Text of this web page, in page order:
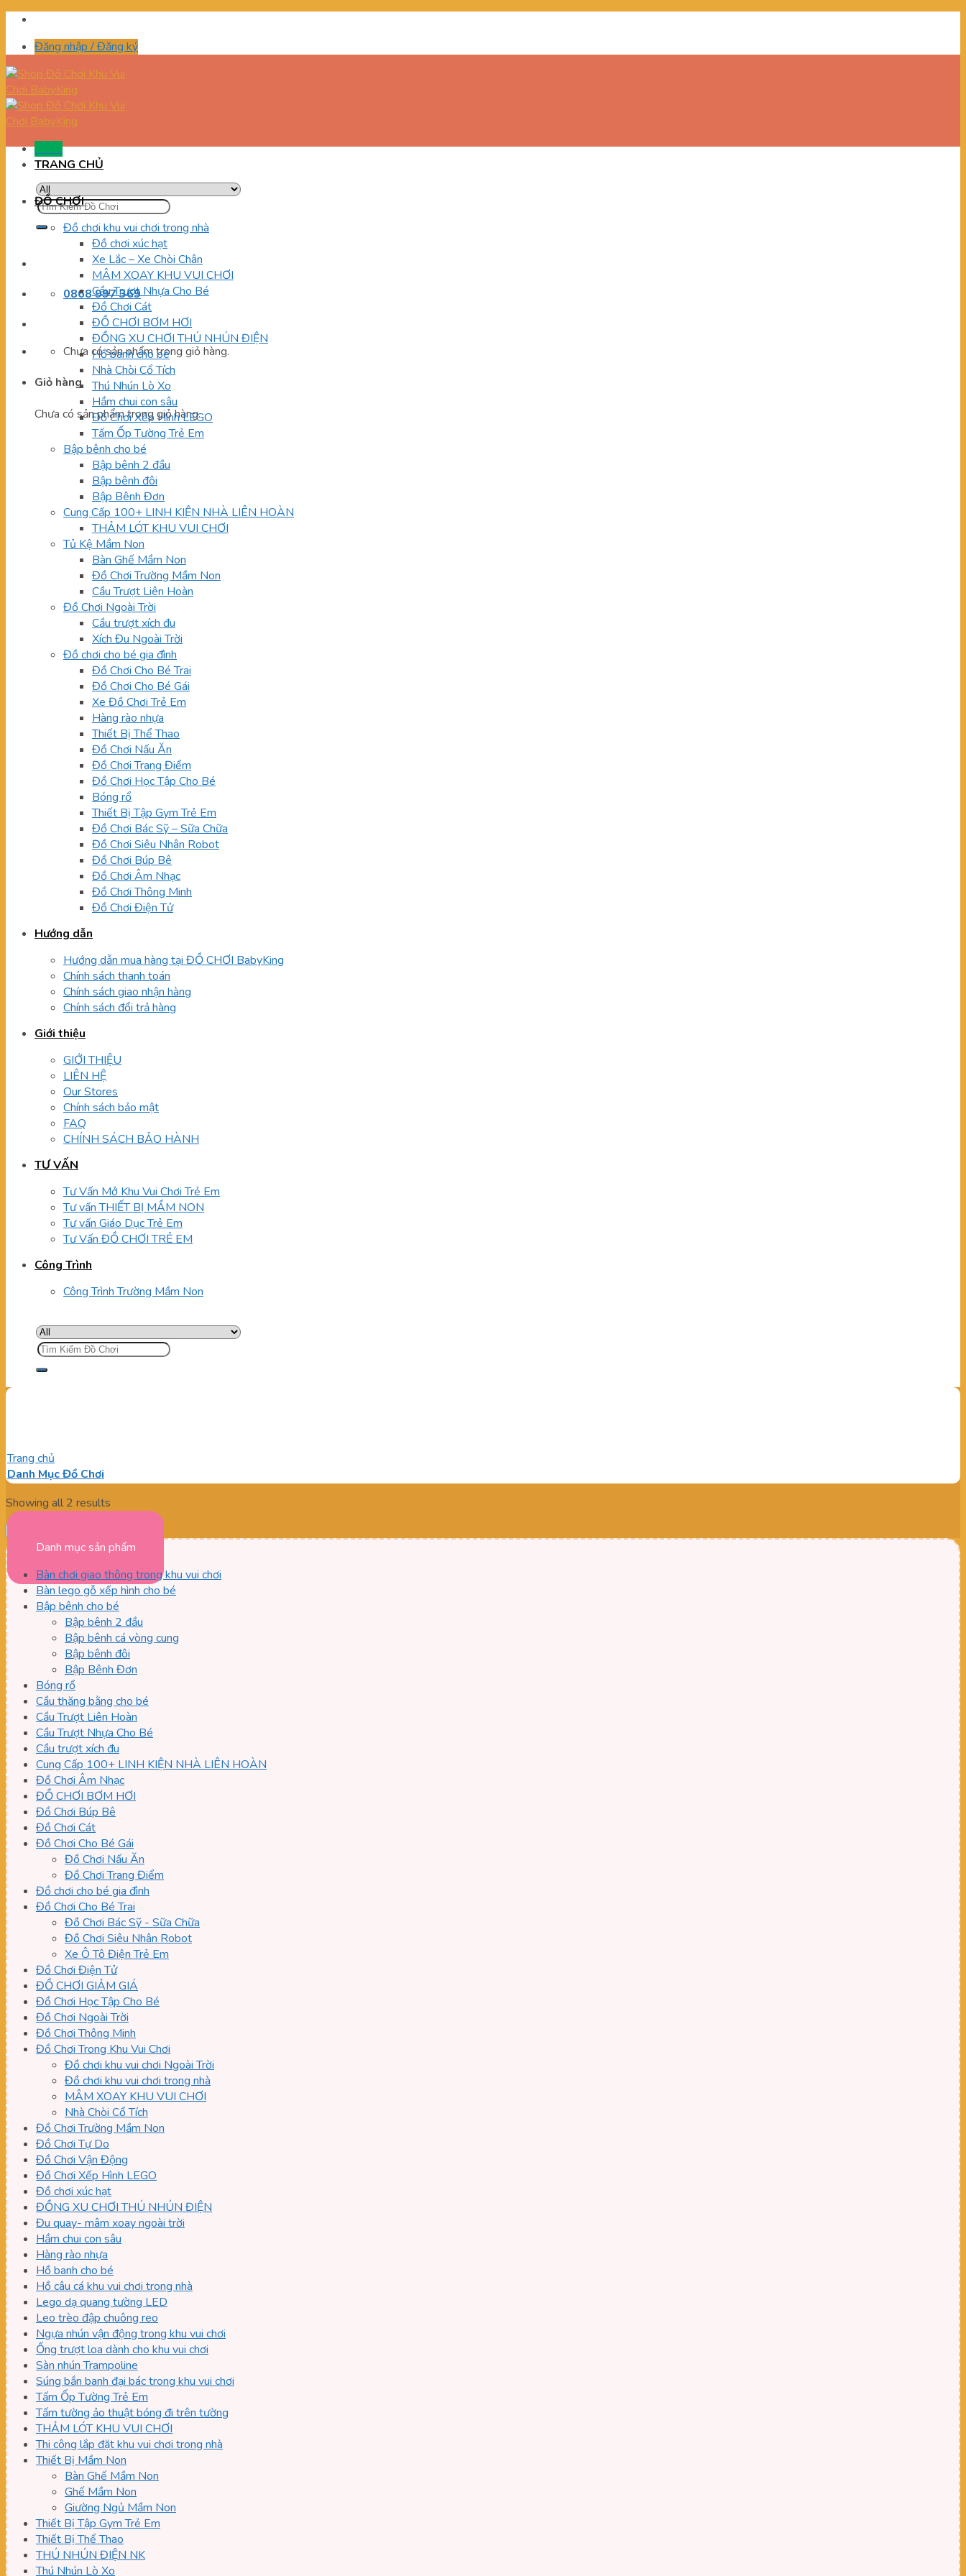
Skip
contentĐăng nhập / Đăng ký
Tìm
kiếm:
0868 997 369
Chưa có sản phẩm trong giỏ hàng.
Giỏ hàng
Chưa có sản phẩm trong giỏ hàng.
TRANG CHỦ
ĐỒ CHƠI
Đồ chơi khu vui chơi trong nhà
Đồ chơi xúc hạt
Xe Lắc – Xe Chòi Chân
MÂM XOAY KHU VUI CHƠI
Cầu Trượt Nhựa Cho Bé
Đồ Chơi Cát
ĐỒ CHƠI BƠM HƠI
ĐỒNG XU CHƠI THÚ NHÚN ĐIỆN
Hồ banh cho bé
Nhà Chòi Cổ Tích
Thú Nhún Lò Xo
Hầm chui con sâu
Đồ Chơi Xếp Hình LEGO
Tấm Ốp Tường Trẻ Em
Bập bênh cho bé
Bập bênh 2 đầu
Bập bênh đôi
Bập Bênh Đơn
Cung Cấp 100+ LINH KIỆN NHÀ LIÊN HOÀN
THẢM LÓT KHU VUI CHƠI
Tủ Kệ Mầm Non
Bàn Ghế Mầm Non
Đồ Chơi Trường Mầm Non
Cầu Trượt Liên Hoàn
Đồ Chơi Ngoài Trời
Cầu trượt xích đu
Xích Đu Ngoài Trời
Đồ chơi cho bé gia đình
Đồ Chơi Cho Bé Trai
Đồ Chơi Cho Bé Gái
Xe Đồ Chơi Trẻ Em
Hàng rào nhựa
Thiết Bị Thể Thao
Đồ Chơi Nấu Ăn
Đồ Chơi Trang Điểm
Đồ Chơi Học Tập Cho Bé
Bóng rổ
Thiết Bị Tập Gym Trẻ Em
Đồ Chơi Bác Sỹ – Sữa Chữa
Đồ Chơi Siêu Nhân Robot
Đồ Chơi Búp Bê
Đồ Chơi Âm Nhạc
Đồ Chơi Thông Minh
Đồ Chơi Điện Tử
Hướng dẫn
Hướng dẫn mua hàng tại ĐỒ CHƠI BabyKing
Chính sách thanh toán
Chính sách giao nhận hàng
Chính sách đổi trả hàng
Giới thiệu
GIỚI THIỆU
LIÊN HỆ
Our Stores
Chính sách bảo mật
FAQ
CHÍNH SÁCH BẢO HÀNH
TƯ VẤN
Tư Vấn Mở Khu Vui Chơi Trẻ Em
Tư vấn THIẾT BỊ MẦM NON
Tư vấn Giáo Dục Trẻ Em
Tư Vấn ĐỒ CHƠI TRẺ EM
Công Trình
Công Trình Trường Mầm Non
Tìm
kiếm:
Trang chủ
Danh Mục Đồ Chơi
Showing all 2 results
Danh mục sản phẩm
Bàn chơi giao thông trong khu vui chơi
Bàn lego gỗ xếp hình cho bé
Bập bênh cho bé
Bập bênh 2 đầu
Bập bênh cá vòng cung
Bập bênh đôi
Bập Bênh Đơn
Bóng rổ
Cầu thăng bằng cho bé
Cầu Trượt Liên Hoàn
Cầu Trượt Nhựa Cho Bé
Cầu trượt xích đu
Cung Cấp 100+ LINH KIỆN NHÀ LIÊN HOÀN
Đồ Chơi Âm Nhạc
ĐỒ CHƠI BƠM HƠI
Đồ Chơi Búp Bê
Đồ Chơi Cát
Đồ Chơi Cho Bé Gái
Đồ Chơi Nấu Ăn
Đồ Chơi Trang Điểm
Đồ chơi cho bé gia đình
Đồ Chơi Cho Bé Trai
Đồ Chơi Bác Sỹ - Sữa Chữa
Đồ Chơi Siêu Nhân Robot
Xe Ô Tô Điện Trẻ Em
Đồ Chơi Điện Tử
ĐỒ CHƠI GIẢM GIÁ
Đồ Chơi Học Tập Cho Bé
Đồ Chơi Ngoài Trời
Đồ Chơi Thông Minh
Đồ Chơi Trong Khu Vui Chơi
Đồ chơi khu vui chơi Ngoài Trời
Đồ chơi khu vui chơi trong nhà
MÂM XOAY KHU VUI CHƠI
Nhà Chòi Cổ Tích
Đồ Chơi Trường Mầm Non
Đồ Chơi Tự Do
Đồ Chơi Vận Động
Đồ Chơi Xếp Hình LEGO
Đồ chơi xúc hạt
ĐỒNG XU CHƠI THÚ NHÚN ĐIỆN
Đu quay- mâm xoay ngoài trời
Hầm chui con sâu
Hàng rào nhựa
Hồ banh cho bé
Hồ câu cá khu vui chơi trong nhà
Lego dạ quang tường LED
Leo trèo đập chuông reo
Ngựa nhún vận động trong khu vui chơi
Ống trượt loa dành cho khu vui chơi
Sàn nhún Trampoline
Súng bắn banh đại bác trong khu vui chơi
Tấm Ốp Tường Trẻ Em
Tấm tường ảo thuật bóng đi trên tường
THẢM LÓT KHU VUI CHƠI
Thi công lắp đặt khu vui chơi trong nhà
Thiết Bị Mầm Non
Bàn Ghế Mầm Non
Ghế Mầm Non
Giường Ngủ Mầm Non
Thiết Bị Tập Gym Trẻ Em
Thiết Bị Thể Thao
THÚ NHÚN ĐIỆN NK
Thú Nhún Lò Xo